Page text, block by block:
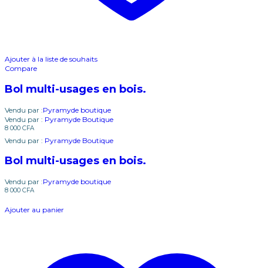
Ajouter à la liste de souhaits
Compare
Bol multi-usages en bois.
Vendu par :Pyramyde boutique
Vendu par : Pyramyde Boutique
8 000 CFA
Vendu par : Pyramyde Boutique
Bol multi-usages en bois.
Vendu par :Pyramyde boutique
8 000 CFA
Ajouter au panier